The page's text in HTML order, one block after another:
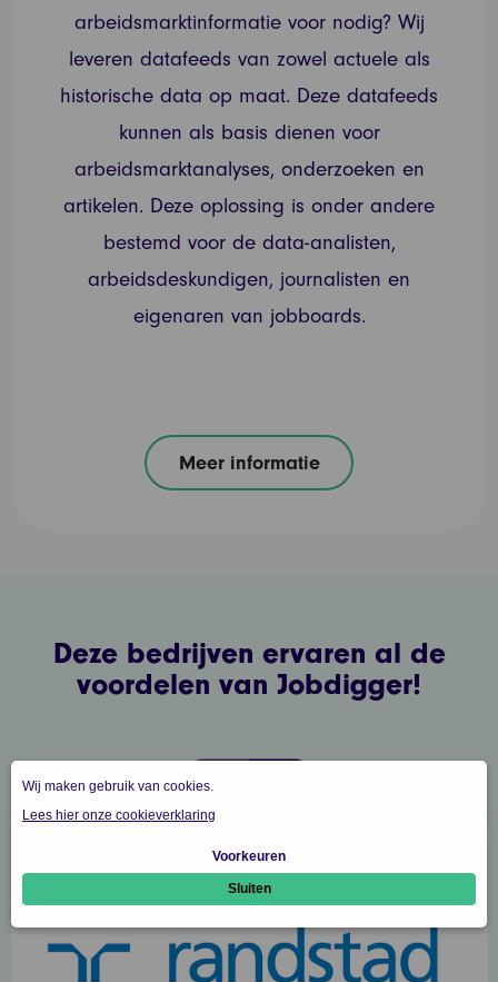
arbeidsmarktinformatie voor nodig? Wij
leveren datafeeds van zowel actuele als
historische data op maat. Deze datafeeds
kunnen als basis dienen voor
arbeidsmarktanalyses, onderzoeken en
artikelen. Deze oplossing is onder andere
bestemd voor de data-analisten,
arbeidsdeskundigen, journalisten en
eigenaren van jobboards.
Meer informatie
Deze bedrijven ervaren al de
voordelen van Jobdigger!